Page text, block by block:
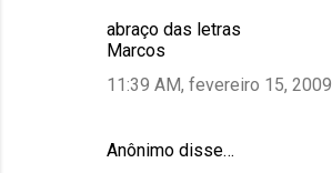
abraço das letras
Marcos
11:39 AM, fevereiro 15, 2009
Anônimo disse…